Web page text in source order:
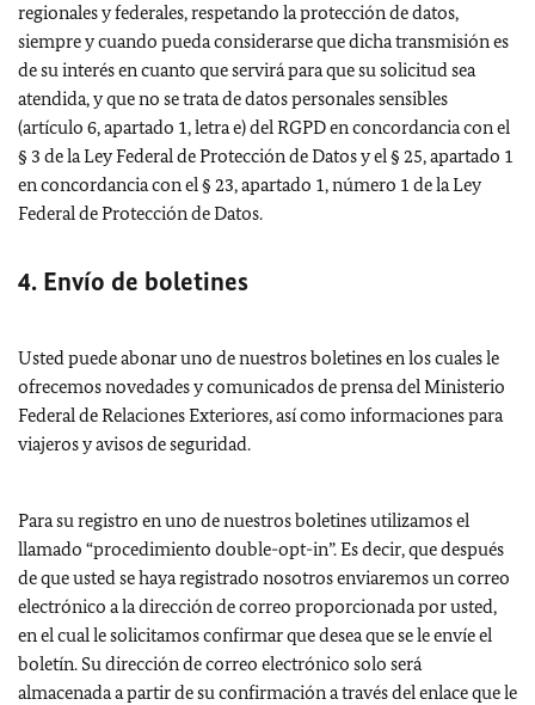
regionales y federales, respetando la protección de datos,
siempre y cuando pueda considerarse que dicha transmisión es
de su interés en cuanto que servirá para que su solicitud sea
atendida, y que no se trata de datos personales sensibles
(artículo 6, apartado 1, letra e) del RGPD en concordancia con el
§ 3 de la Ley Federal de Protección de Datos y el § 25, apartado 1
en concordancia con el § 23, apartado 1, número 1 de la Ley
Federal de Protección de Datos.
4. Envío de boletines
Usted puede abonar uno de nuestros boletines en los cuales le
ofrecemos novedades y comunicados de prensa del Ministerio
Federal de Relaciones Exteriores, así como informaciones para
viajeros y avisos de seguridad.
Para su registro en uno de nuestros boletines utilizamos el
llamado “procedimiento double-opt-in”. Es decir, que después
de que usted se haya registrado nosotros enviaremos un correo
electrónico a la dirección de correo proporcionada por usted,
en el cual le solicitamos confirmar que desea que se le envíe el
boletín. Su dirección de correo electrónico solo será
almacenada a partir de su confirmación a través del enlace que le